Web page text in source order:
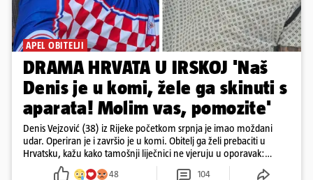
APEL OBITELJI
DRAMA HRVATA U IRSKOJ 'Naš
Denis je u komi, žele ga skinuti s
aparata! Molim vas, pomozite'
Denis Vejzović (38) iz Rijeke početkom srpnja je imao moždani
udar. Operiran je i završio je u komi. Obitelj ga želi prebaciti u
Hrvatsku, kažu kako tamošnji liječnici ne vjeruju u oporavak:
'Imamo 72 sata'
48 104